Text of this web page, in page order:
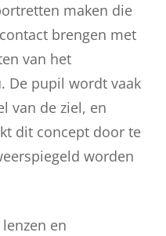
maken die
brengen met
van het
De pupil wordt vaak
van de ziel, en
dit concept door te
worden
en